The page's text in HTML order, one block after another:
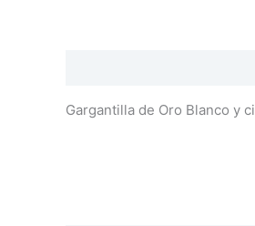
Gargantilla de Oro Blanco y